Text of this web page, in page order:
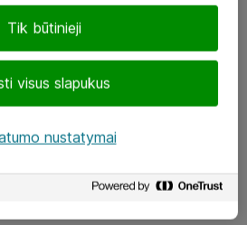
Tik būtinieji
visus slapukus
nustatymai